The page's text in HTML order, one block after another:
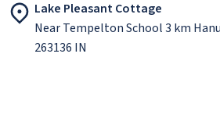
Lake Pleasant Cottage
Near Tempelton School 3 km
263136 IN